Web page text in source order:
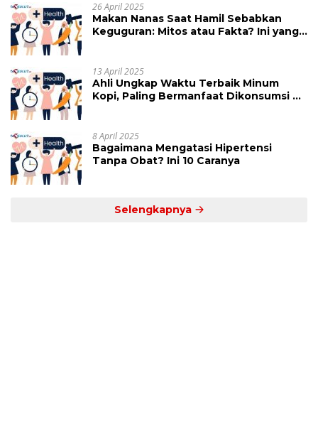
26 April 2025
Makan Nanas Saat Hamil Sebabkan
Keguguran: Mitos atau Fakta? Ini yang
13 April 2025
Ahli Ungkap Waktu Terbaik Minum
Kopi, Paling Bermanfaat Dikonsumsi di
8 April 2025
Bagaimana Mengatasi Hipertensi
Tanpa Obat? Ini 10 Caranya
Selengkapnya